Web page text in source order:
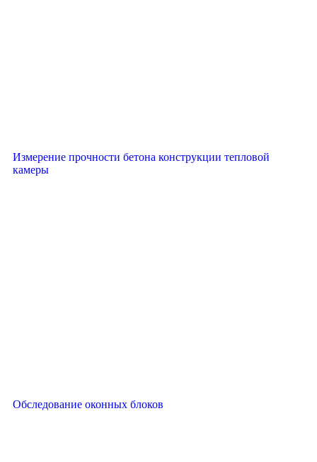
Измерение прочности бетона конструкции тепловой
камеры
Обследование оконных блоков